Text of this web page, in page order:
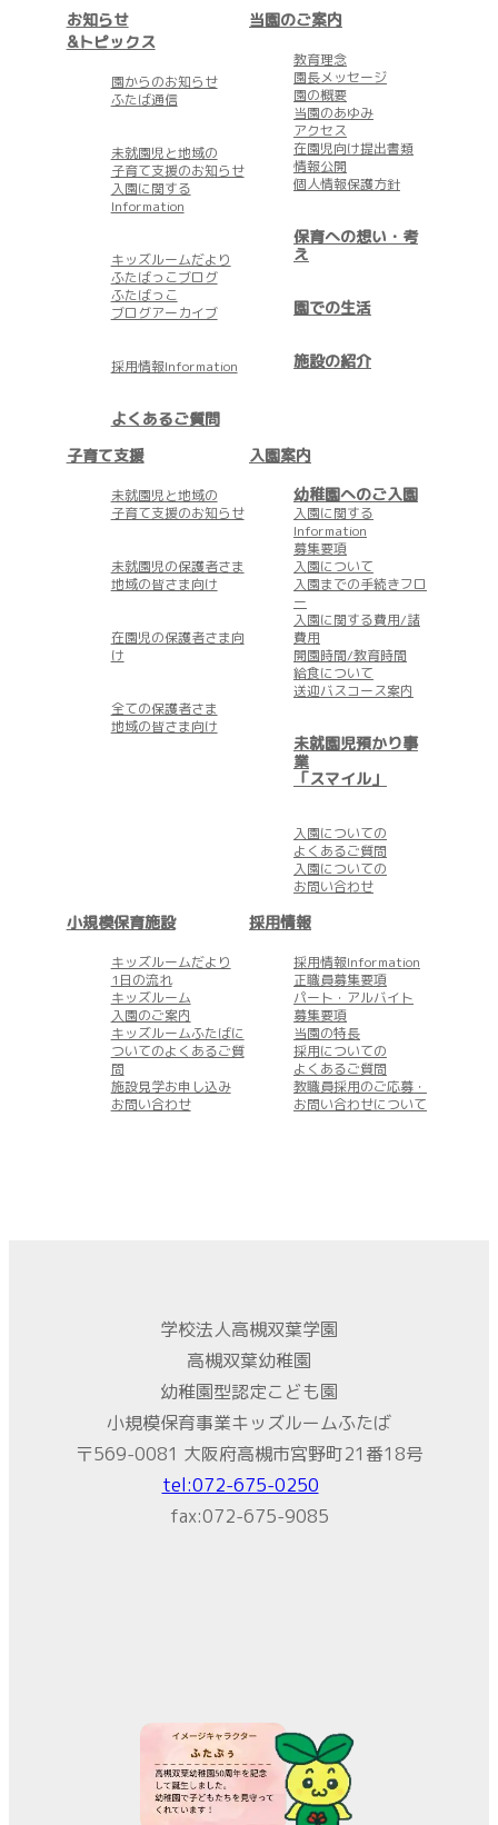
お知らせ
&トピックス
園からのお知らせ
ふたば通信
未就園児と地域の
子育て支援のお知らせ
入園に関する
Information
キッズルームだより
ふたばっこブログ
ふたばっこ
ブログアーカイブ
採用情報Information
よくあるご質問
当園のご案内
教育理念
園長メッセージ
園の概要
当園のあゆみ
アクセス
在園児向け提出書類
情報公開
個人情報保護方針
保育への想い・考
え
園での生活
施設の紹介
子育て支援
未就園児と地域の
子育て支援のお知らせ
未就園児の保護者さま
地域の皆さま向け
在園児の保護者さま向
け
全ての保護者さま
地域の皆さま向け
入園案内
幼稚園へのご入園
入園に関する
Information
募集要項
入園について
入園までの手続きフロ
ー
入園に関する費用/諸
費用
開園時間/教育時間
給食について
送迎バスコース案内
未就園児預かり事
業
「スマイル」
入園についての
よくあるご質問
入園についての
お問い合わせ
小規模保育施設
キッズルームだより
1日の流れ
キッズルーム
入園のご案内
キッズルームふたばに
ついてのよくあるご質
問
施設見学お申し込み
お問い合わせ
採用情報
採用情報Information
正職員募集要項
パート・アルバイト
募集要項
当園の特長
採用についての
よくあるご質問
教職員採用のご応募・
お問い合わせについて
学校法人高槻双葉学園
高槻双葉幼稚園
幼稚園型認定こども園
小規模保育事業キッズルームふたば
〒569-0081 大阪府高槻市宮野町21番18号
tel:072-675-0250
fax:072-675-9085